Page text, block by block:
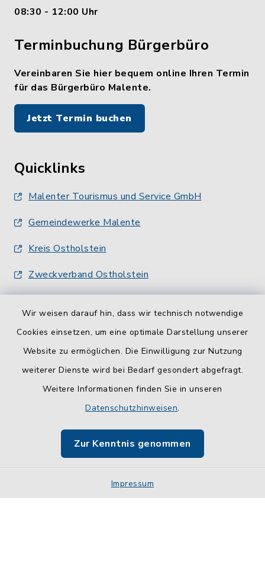
Wir weisen darauf hin, dass wir technisch notwendige
Cookies einsetzen, um eine optimale Darstellung unserer
Website zu ermöglichen. Die Einwilligung zur Nutzung
weiterer Dienste wird bei Bedarf gesondert abgefragt.
Weitere Informationen finden Sie in unseren
Datenschutzhinweisen.
Zur Kenntnis genommen
Impressum
08:30 - 12:00 Uhr
Terminbuchung Bürgerbüro
Vereinbaren Sie hier bequem online Ihren Termin
für das Bürgerbüro Malente.
Jetzt Termin buchen
Quicklinks
Malenter Tourismus und Service GmbH
Gemeindewerke Malente
Kreis Ostholstein
Zweckverband Ostholstein
Barrierefreiheit
Impressum
Sitemap